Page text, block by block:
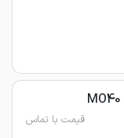
قیمت با تماس